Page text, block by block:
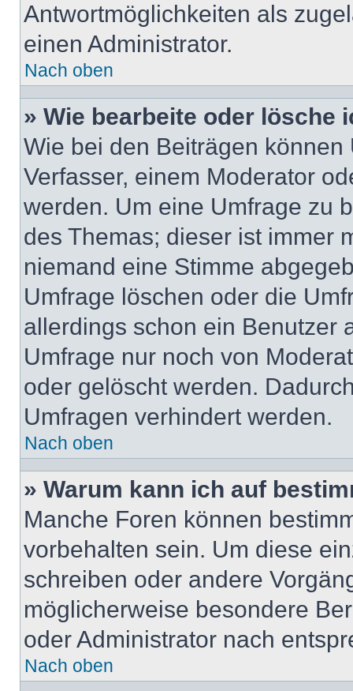
Antwortmöglichkeiten als
einen Administrator.
Nach oben
» Wie bearbeite oder lösche
Wie bei den Beiträgen
Verfasser, einem Moderator
werden. Um eine Umfrage zu
des Themas; dieser ist immer
niemand eine Stimme
Umfrage löschen oder die
allerdings schon ein Benutzer
Umfrage nur noch von
oder gelöscht werden.
Umfragen verhindert werden.
Nach oben
» Warum kann ich auf
Manche Foren können
vorbehalten sein. Um diese
schreiben oder andere
möglicherweise besondere
oder Administrator nach
Nach oben